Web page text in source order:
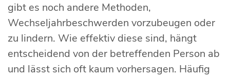
gibt es noch andere Methoden,
Wechseljahrbeschwerden vorzubeugen oder
zu lindern. Wie effektiv diese sind, hängt
entscheidend von der betreffenden Person ab
und lässt sich oft kaum vorhersagen. Häufig